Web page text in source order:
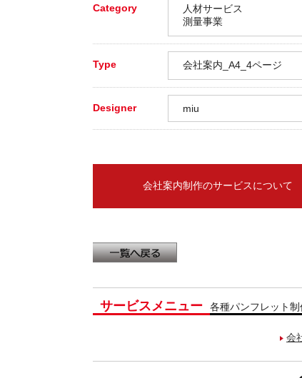
Category
人材サービス
測量事業
Type 会社案内_A4_4ページ
Designer miu
会社案内制作のサービスについて
サービスメニュー 各種パンフレット制
会